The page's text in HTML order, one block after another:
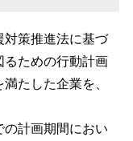
対策推進法に基づ
るための行動計画
たした企業を、
の計画期間におい